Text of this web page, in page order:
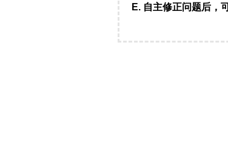
E. 自主修正问题后，